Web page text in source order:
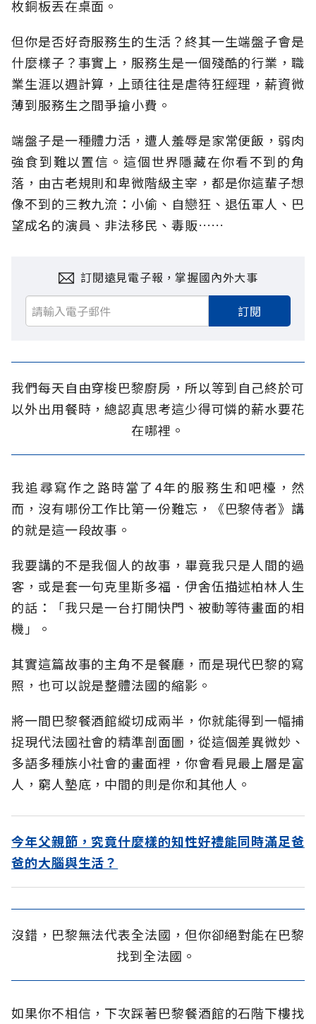
枚銅板丟在桌面。
但你是否好奇服務生的生活？終其一生端盤子會是
什麼樣子？事實上，服務生是一個殘酷的行業，職
業生涯以週計算，上頭往往是虐待狂經理，薪資微
薄到服務生之間爭搶小費。
端盤子是一種體力活，遭人羞辱是家常便飯，弱肉
強食到難以置信。這個世界隱藏在你看不到的角
落，由古老規則和卑微階級主宰，都是你這輩子想
像不到的三教九流：小偷、自戀狂、退伍軍人、巴
望成名的演員、非法移民、毒販……
訂閱遠見電子報，掌握國內外大事
訂閱
我們每天自由穿梭巴黎廚房，所以等到自己終於可
以外出用餐時，總認真思考這少得可憐的薪水要花
在哪裡。
我追尋寫作之路時當了4年的服務生和吧檯，然
而，沒有哪份工作比第一份難忘，《巴黎侍者》講
的就是這一段故事。
我要講的不是我個人的故事，畢竟我只是人間的過
客，或是套一句克里斯多福．伊舍伍描述柏林人生
的話：「我只是一台打開快門、被動等待畫面的相
機」。
其實這篇故事的主角不是餐廳，而是現代巴黎的寫
照，也可以說是整體法國的縮影。
將一間巴黎餐酒館縱切成兩半，你就能得到一幅捕
捉現代法國社會的精準剖面圖，從這個差異微妙、
多語多種族小社會的畫面裡，你會看見最上層是富
人，窮人墊底，中間的則是你和其他人。
今年父親節，究竟什麼樣的知性好禮能同時滿足爸
爸的大腦與生活？
沒錯，巴黎無法代表全法國，但你卻絕對能在巴黎
找到全法國。
如果你不相信，下次踩著巴黎餐酒館的石階下樓找